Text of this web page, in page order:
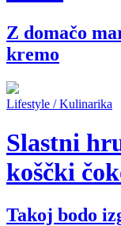
Z domačo
kremo
Lifestyle / Kulinarika
Slastni
koščki
Takoj bodo